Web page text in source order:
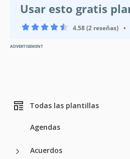
Usar esto gratis
4.58 (2 reseñas) •
ADVERTISEMENT
Todas las plantillas
Agendas
Acuerdos